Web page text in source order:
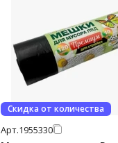
Скидка от количества
Арт.1955330